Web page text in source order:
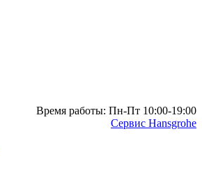
Время работы: Пн-Пт 10:00-19:00
Сервис Hansgrohe